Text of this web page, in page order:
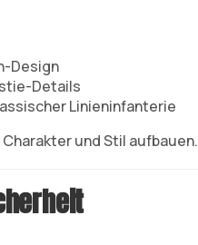
Design
Details
Linieninfanterie
und Stil aufbauen.